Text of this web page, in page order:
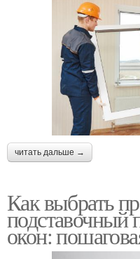
читать дальше →
Как выбрать
окон: